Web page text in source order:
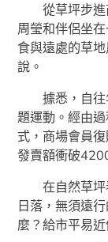
從草坪步
周瑩和伴侶坐
食與遠處的草
說。
據悉，自
題運動。經由
式，商場會員
發賣額衝破
在自然草坪
日落，無須遠
麼？給市平易